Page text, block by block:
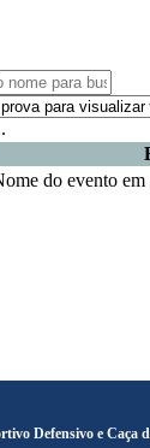
do evento
Defensivo e Caça